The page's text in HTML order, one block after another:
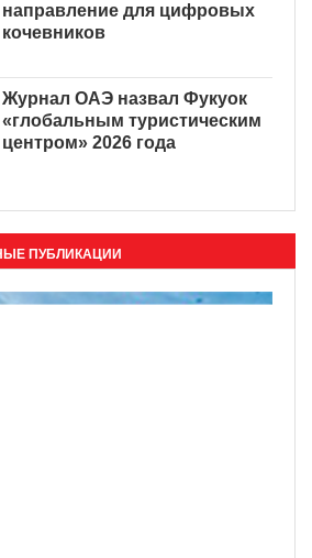
направление для цифровых
кочевников
Журнал ОАЭ назвал Фукуок
«глобальным туристическим
центром» 2026 года
ПУБЛИКАЦИИ